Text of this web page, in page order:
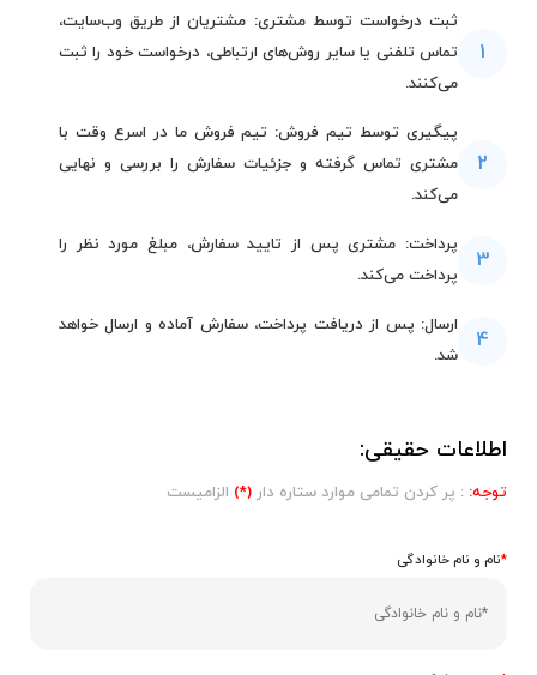
اطلاعات حقیقی:
توجه: : پر کردن تمامی موارد ستاره دار (*) الزامیست
*نام و نام خانوادگی
1
ثبت درخواست توسط مشتری: مشتریان از طریق وب‌سایت،
تماس تلفنی یا سایر روش‌های ارتباطی، درخواست خود را ثبت
می‌کنند.
2
پیگیری توسط تیم فروش: تیم فروش ما در اسرع وقت با
مشتری تماس گرفته و جزئیات سفارش را بررسی و نهایی
می‌کند.
3
پرداخت: مشتری پس از تایید سفارش، مبلغ مورد نظر را
پرداخت می‌کند.
4
ارسال: پس از دریافت پرداخت، سفارش آماده و ارسال خواهد
شد.